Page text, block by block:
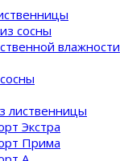
сосны
влажности
лиственницы
Экстра
Прима